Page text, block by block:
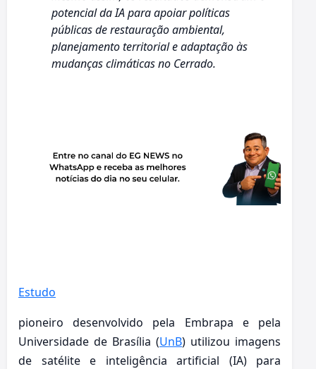
potencial da IA para apoiar políticas
públicas de restauração ambiental,
planejamento territorial e adaptação às
mudanças climáticas no Cerrado.
Estudo
pioneiro desenvolvido pela Embrapa e pela
Universidade de Brasília (UnB) utilizou imagens
de satélite e inteligência artificial (IA) para